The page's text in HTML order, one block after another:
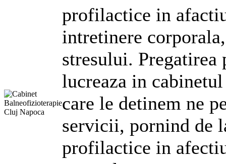
profilactice in
intretinere corporala
stresului. Pregatirea
lucreaza in
care le detinem ne
servicii, pornind de
profilactice in